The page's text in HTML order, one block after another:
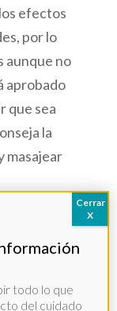
efectos
por lo
aunque no
aprobado
que sea
la
masajear
todo lo que
del cuidado